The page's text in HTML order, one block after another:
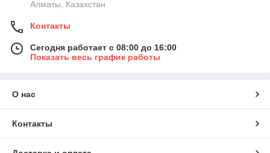
Алматы, Казахстан
Контакты
Сегодня работает с 08:00 до 16:00
Показать весь график работы
О нас
Контакты